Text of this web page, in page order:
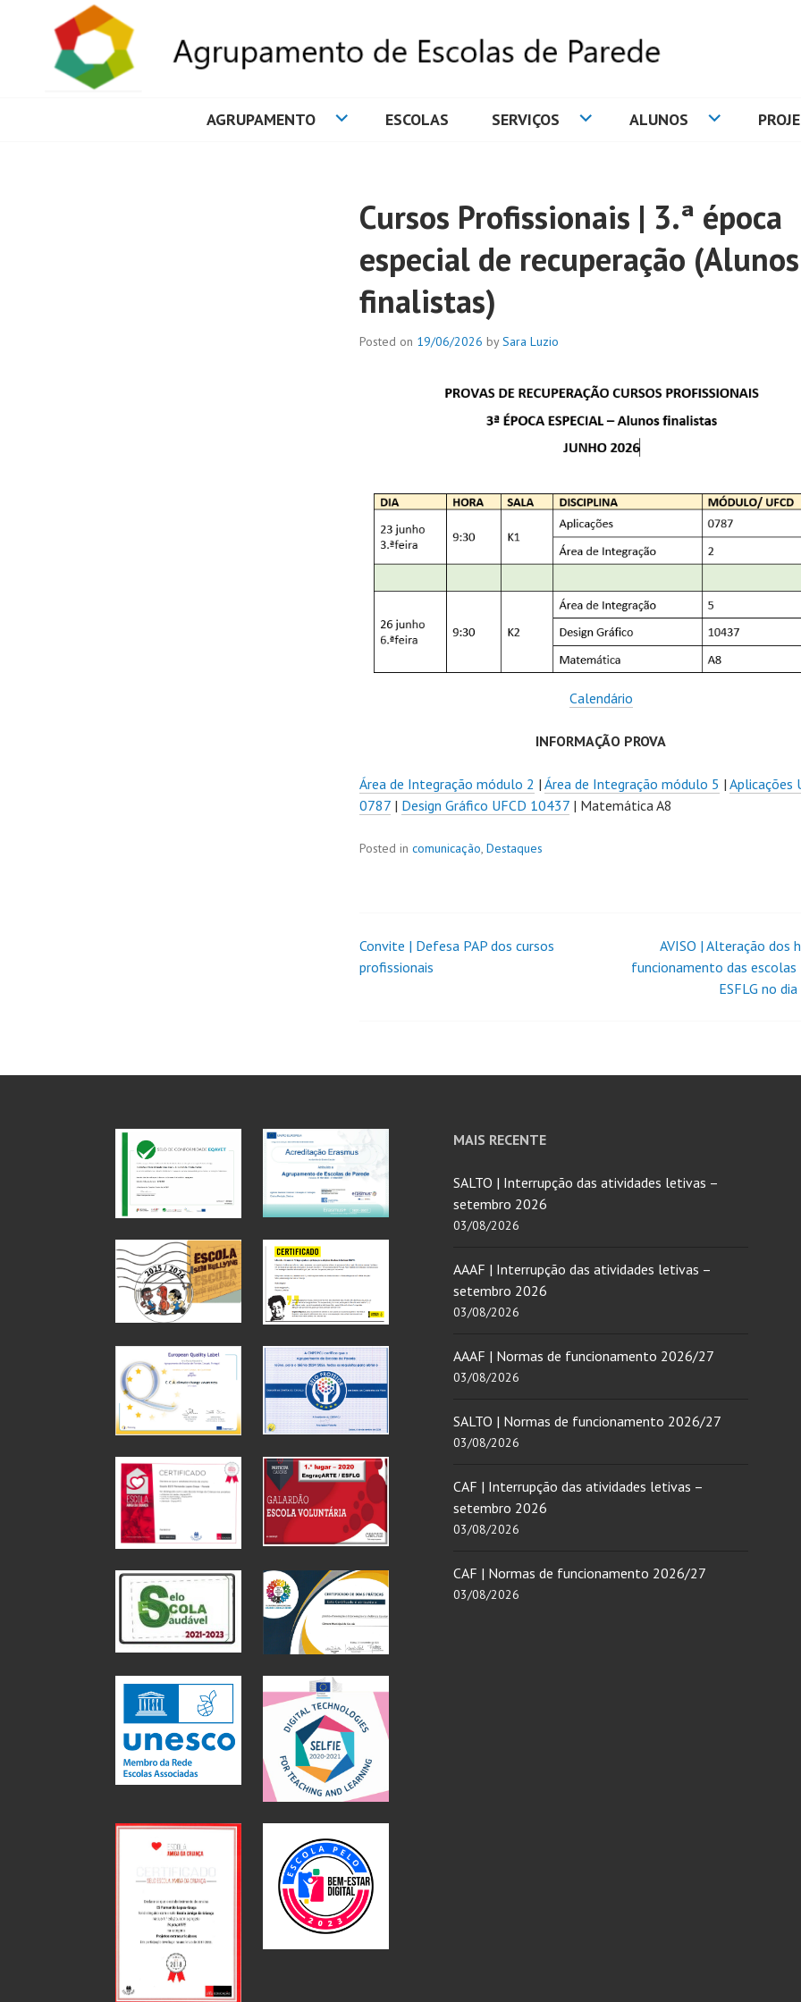
AGRUPAMENTO ESCOLAS SERVIÇOS ALUNOS
Cursos Profissionais | 3.ª época
especial de recuperação (Alunos
finalistas)
Posted on 19/06/2026 bySara Luzio
Calendário
INFORMAÇÃO PROVA
Área de Integração módulo 2 | Área de Integração módulo 5 | Aplicações
0787 | Design Gráfico UFCD 10437 | Matemática A8
Posted in comunicação, Destaques
Convite | Defesa PAP dos cursos
profissionais
AVISO | Alteração dos
funcionamento das escolas
ESFLG no
MAIS RECENTE
SALTO | Interrupção das atividades letivas –
setembro 2026
03/08/2026
AAAF | Interrupção das atividades letivas –
setembro 2026
03/08/2026
AAAF | Normas de funcionamento 2026/27
03/08/2026
SALTO | Normas de funcionamento 2026/27
03/08/2026
CAF | Interrupção das atividades letivas –
setembro 2026
03/08/2026
CAF | Normas de funcionamento 2026/27
03/08/2026